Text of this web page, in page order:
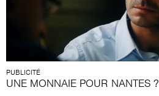
PUBLICITÉ
UNE MONNAIE POUR NANTES ?